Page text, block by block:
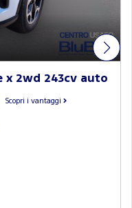
x 2wd 243cv auto
Scopri i vantaggi